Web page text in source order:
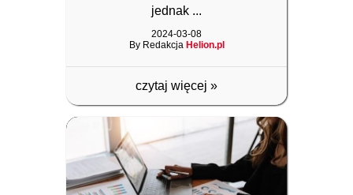
jednak ...
2024-03-08
By RedakcjaHelion.pl
czytaj więcej »